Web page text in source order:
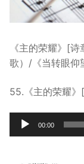
音乐事工
宣教事工
神学研究
关于我们
《主的荣耀》[
歌）/《当转眼仰
55.《主的荣耀》
Audio
Player
00:00